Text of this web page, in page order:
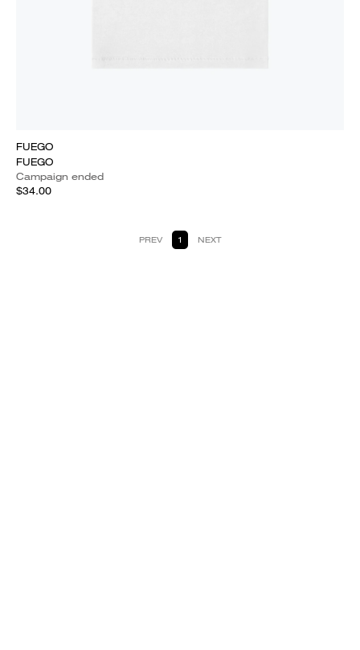
FUEGO
FUEGO
Campaign ended
$34.00
PREV 1 NEXT